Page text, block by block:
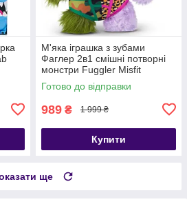
М'яка іграшка з зубами
Фаглер 2в1 смішні потворні
монстри Fuggler Misfit
Monsters Captain-Undergrin
Готово до відправки
989 ₴ 1 999 ₴
Купити
ще